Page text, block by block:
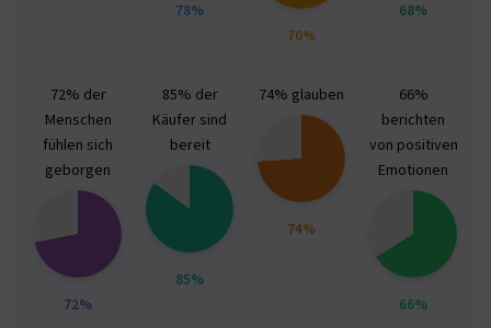
78%
70%
68%
72% der
Menschen
fühlen sich
geborgen
72%
85% der
Käufer sind
bereit
85%
74% glauben
74%
66%
berichten
von positiven
Emotionen
66%